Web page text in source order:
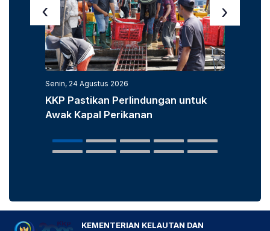
Senin, 24 Agustus 2026
KKP Pastikan Perlindungan untuk
Awak Kapal Perikanan
‹ ›
KEMENTERIAN KELAUTAN DAN